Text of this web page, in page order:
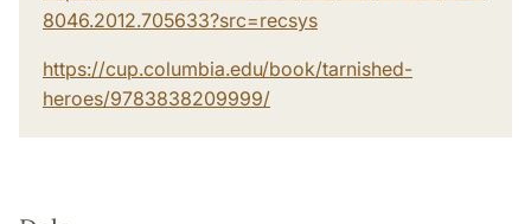
8046.2012.705633?src=recsys
https://cup.columbia.edu/book/tarnished-
heroes/9783838209999/